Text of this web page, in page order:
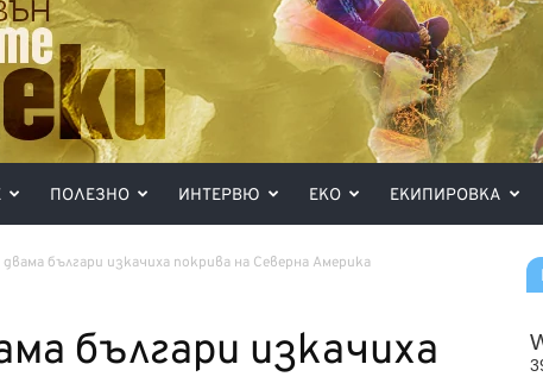
ПОЛЕЗНО ИНТЕРВЮ ЕКО ЕКИПИРОВКА
българи изкачиха покрива на Северна Америка
българи изкачиха